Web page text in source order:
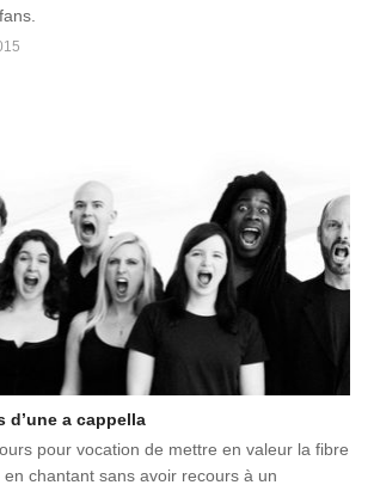
d’une a cappella
pour vocation de mettre en valeur la fibre
en chantant sans avoir recours à un